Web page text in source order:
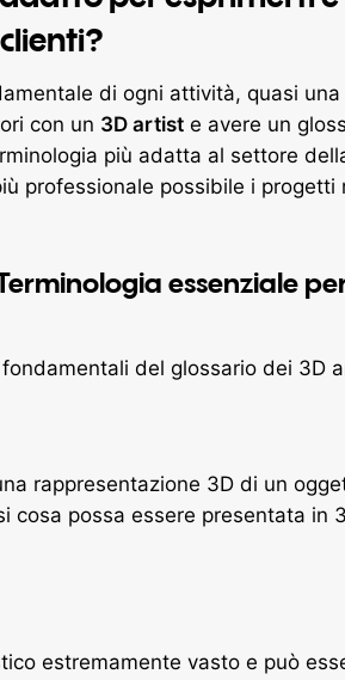
di ogni attività, quasi una
con un 3D artist e avere un
più adatta al settore
professionale possibile i progetti
essenziale
del glossario dei 3D
rappresentazione 3D di un
cosa possa essere presentata in
estremamente vasto e può